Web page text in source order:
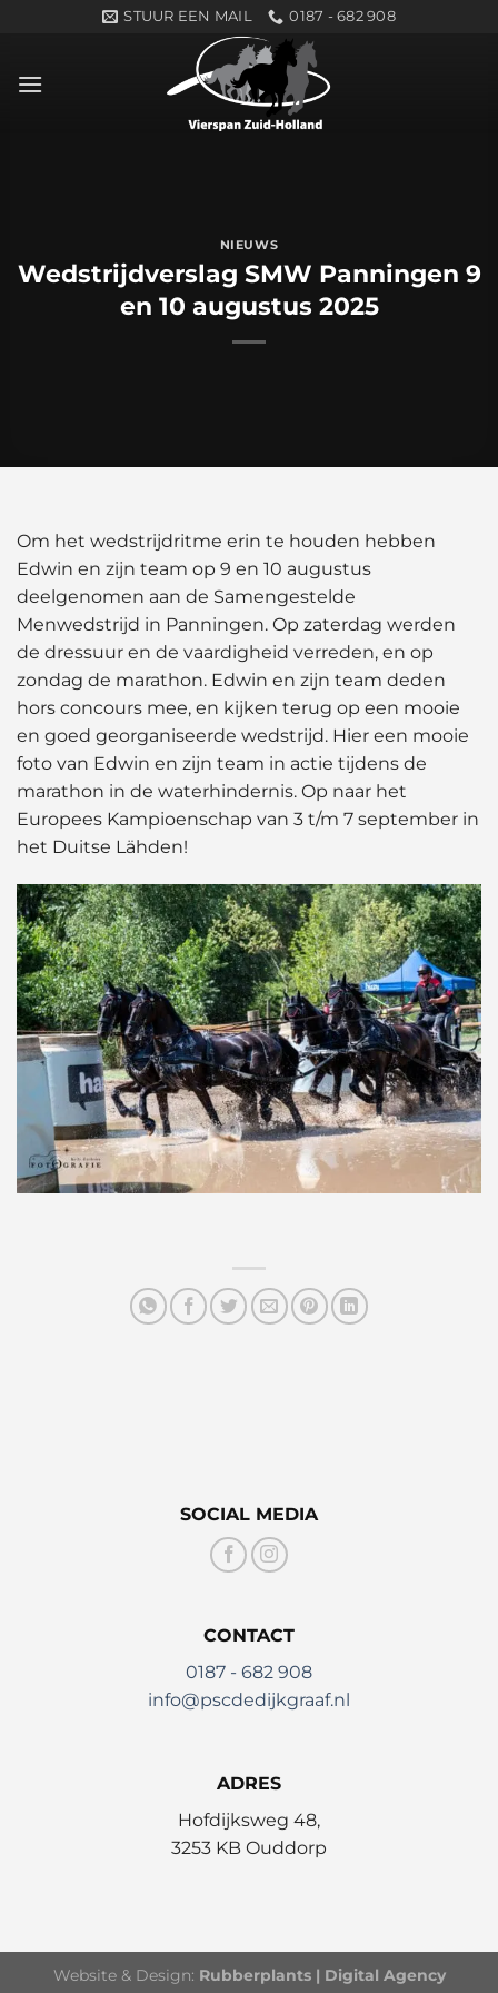
STUUR EEN MAIL 0187 - 682 908
NIEUWS
Wedstrijdverslag SMW Panningen 9
en 10 augustus 2025
Om het wedstrijdritme erin te houden hebben
Edwin en zijn team op 9 en 10 augustus
deelgenomen aan de Samengestelde
Menwedstrijd in Panningen. Op zaterdag werden
de dressuur en de vaardigheid verreden, en op
zondag de marathon. Edwin en zijn team deden
hors concours mee, en kijken terug op een mooie
en goed georganiseerde wedstrijd. Hier een mooie
foto van Edwin en zijn team in actie tijdens de
marathon in de waterhindernis. Op naar het
Europees Kampioenschap van 3 t/m 7 september in
het Duitse Lähden!
SOCIAL MEDIA
CONTACT
0187 - 682 908
info@pscdedijkgraaf.nl
ADRES
Hofdijksweg 48,
3253 KB Ouddorp
Website & Design: Rubberplants | Digital Agency